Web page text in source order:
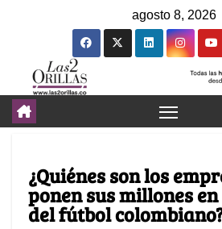
agosto 8, 2026
¿Quiénes son los
ponen sus millones
del fútbol